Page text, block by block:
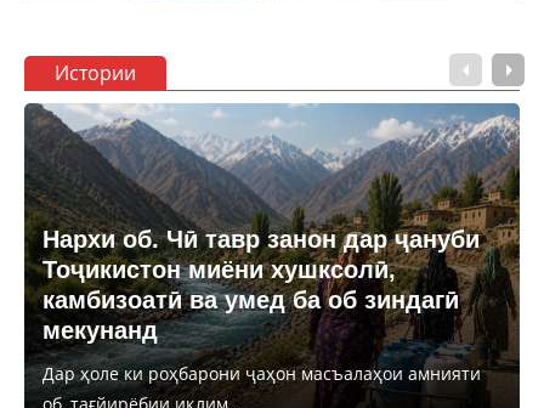
Истории
Нархи об. Чӣ тавр занон дар ҷануби
Тоҷикистон миёни хушксолӣ,
камбизоатӣ ва умед ба об зиндагӣ
мекунанд
Дар ҳоле ки роҳбарони ҷаҳон масъалаҳои амнияти